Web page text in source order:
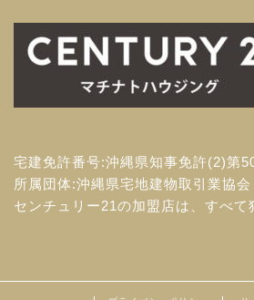
宅建免許番号:沖縄県知事免許(2)第
所属団体:沖縄県宅地建物取引業協会
センチュリー21の加盟店は、すべて